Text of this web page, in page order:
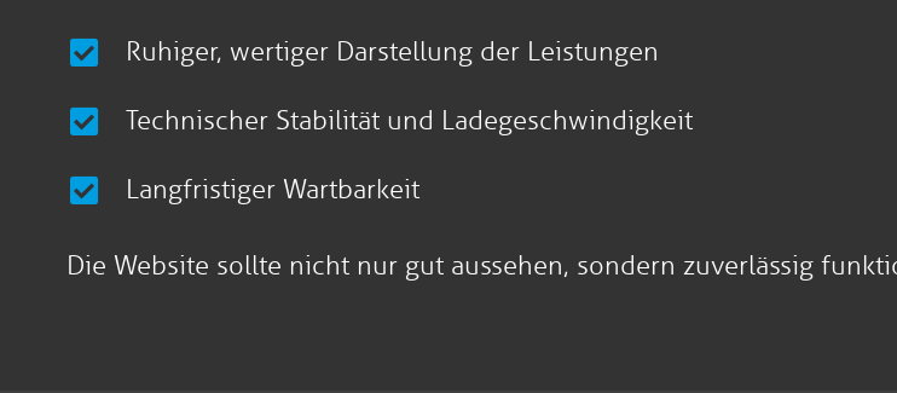
Ruhiger, wertiger Darstellung der Leistungen
Technischer Stabilität und Ladegeschwindigkeit
Langfristiger Wartbarkeit
Die Website sollte nicht nur gut aussehen, sondern zuverlässig